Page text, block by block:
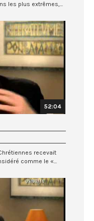
les plus extrêmes,...
52:04
recevait
comme le «...